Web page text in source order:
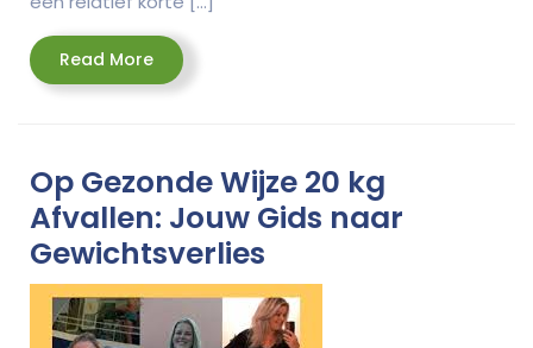
Read MoreRead
More
Op Gezonde Wijze 20 kg
Afvallen: Jouw Gids naar
Gewichtsverlies